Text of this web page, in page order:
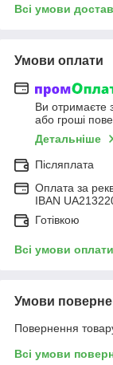
Всі умови
Умови оплати
Ви отримаєте
або гроші
Детальніше
Післяплата
Оплата за
IBAN
Готівкою
Всі умови оплати
Умови
Повернення
Всі умови